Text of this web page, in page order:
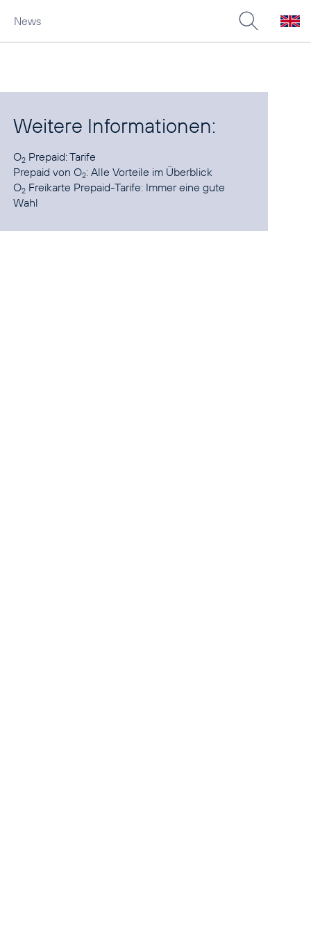
News
Weitere Informationen:
O2 Prepaid: Tarife
Prepaid von O2:Alle Vorteile im Überblick
O2 Freikarte Prepaid-Tarife: Immer eine gute
Wahl